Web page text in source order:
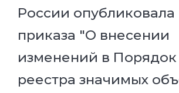
России опубликовала
приказа "О внесении
изменений в
реестра значимых